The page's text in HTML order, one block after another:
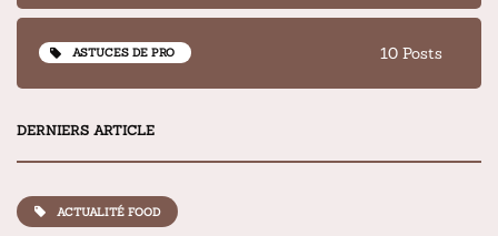
ASTUCES DE PRO 10 Posts
DERNIERS ARTICLE
ACTUALITÉ FOOD